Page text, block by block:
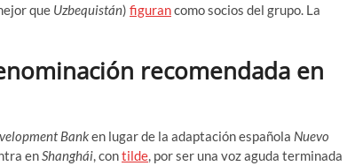
que Uzbequistán) figurancomo socios del grupo. La
recomendada en
Banken lugar de la adaptación española Nuevo
enShanghái, contilde, por ser una voz aguda terminada